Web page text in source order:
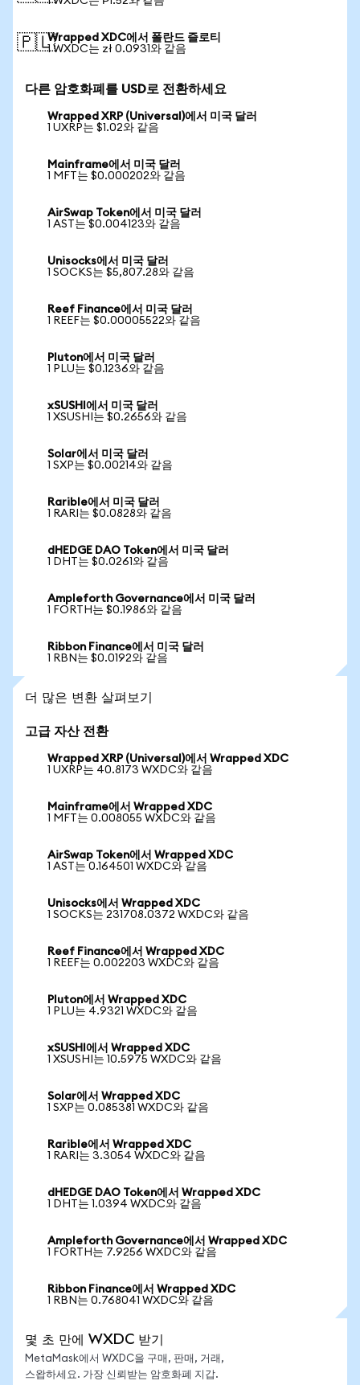
🇵🇱Wrapped XDC에서 폴란드 즐로티
1 WXDC는 zł 0.0931와 같음
다른 암호화폐를 USD로 전환하세요
Wrapped XRP (Universal)에서 미국 달러
1 UXRP는 $1.02와 같음
Mainframe에서 미국 달러
1 MFT는 $0.000202와 같음
AirSwap Token에서 미국 달러
1 AST는 $0.004123와 같음
Unisocks에서 미국 달러
1 SOCKS는 $5,807.28와 같음
Reef Finance에서 미국 달러
1 REEF는 $0.00005522와 같음
Pluton에서 미국 달러
1 PLU는 $0.1236와 같음
xSUSHI에서 미국 달러
1 XSUSHI는 $0.2656와 같음
Solar에서 미국 달러
1 SXP는 $0.00214와 같음
Rarible에서 미국 달러
1 RARI는 $0.0828와 같음
dHEDGE DAO Token에서 미국 달러
1 DHT는 $0.0261와 같음
Ampleforth Governance에서 미국 달러
1 FORTH는 $0.1986와 같음
Ribbon Finance에서 미국 달러
1 RBN는 $0.0192와 같음
더 많은 변환 살펴보기
고급 자산 전환
Wrapped XRP (Universal)에서 Wrapped XDC
1 UXRP는 40.8173 WXDC와 같음
Mainframe에서 Wrapped XDC
1 MFT는 0.008055 WXDC와 같음
AirSwap Token에서 Wrapped XDC
1 AST는 0.164501 WXDC와 같음
Unisocks에서 Wrapped XDC
1 SOCKS는 231708.0372 WXDC와 같음
Reef Finance에서 Wrapped XDC
1 REEF는 0.002203 WXDC와 같음
Pluton에서 Wrapped XDC
1 PLU는 4.9321 WXDC와 같음
xSUSHI에서 Wrapped XDC
1 XSUSHI는 10.5975 WXDC와 같음
Solar에서 Wrapped XDC
1 SXP는 0.085381 WXDC와 같음
Rarible에서 Wrapped XDC
1 RARI는 3.3054 WXDC와 같음
dHEDGE DAO Token에서 Wrapped XDC
1 DHT는 1.0394 WXDC와 같음
Ampleforth Governance에서 Wrapped XDC
1 FORTH는 7.9256 WXDC와 같음
Ribbon Finance에서 Wrapped XDC
1 RBN는 0.768041 WXDC와 같음
몇 초 만에 WXDC 받기
MetaMask에서 WXDC을 구매, 판매, 거래,
스왑하세요. 가장 신뢰받는 암호화폐 지갑.